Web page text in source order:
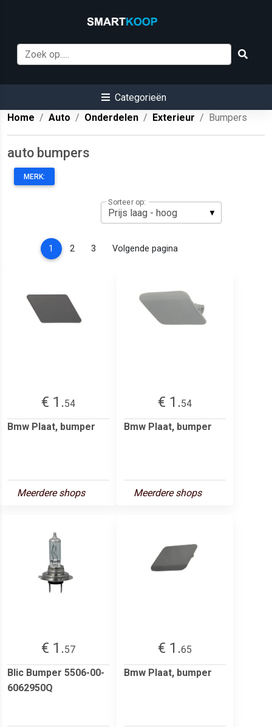
Categorieën
Home
Auto Onderdelen Exterieur Bumpers
auto bumpers
MERK:
Sorteer op:
1 (current)
2 3 Volgende pagina
€ 1.54
Bmw Plaat, bumper
Meerdere shops
€ 1.54
Bmw Plaat, bumper
Meerdere shops
€ 1.57
Blic Bumper 5506-00-
6062950Q
€ 1.65
Bmw Plaat, bumper